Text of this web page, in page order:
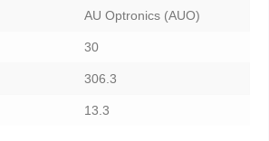
AU Optronics (AUO)
30
306.3
13.3